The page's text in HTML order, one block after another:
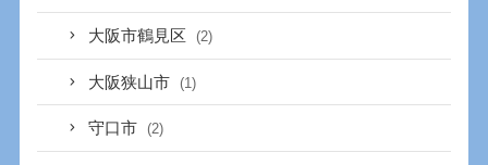
大阪市鶴見区 (2)
大阪狭山市 (1)
守口市 (2)